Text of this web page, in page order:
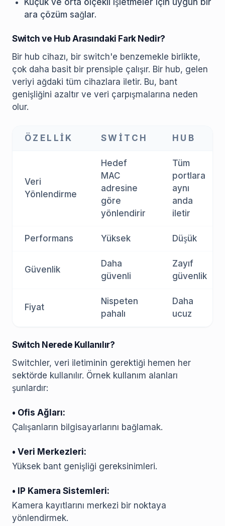
Küçük ve orta ölçekli işletmeler için uygun bir
ara çözüm sağlar.
Switch ve Hub Arasındaki Fark Nedir?
Bir hub cihazı, bir switch'e benzemekle birlikte,
çok daha basit bir prensiple çalışır. Bir hub, gelen
veriyi ağdaki tüm cihazlara iletir. Bu, bant
genişliğini azaltır ve veri çarpışmalarına neden
olur.
ÖZELLIK SWITCH HUB
Veri
Yönlendirme
Hedef
MAC
adresine
göre
yönlendirir
Tüm
portlara
aynı
anda
iletir
Performans Yüksek Düşük
Güvenlik
Daha
güvenli
Zayıf
güvenlik
Fiyat
Nispeten
pahalı
Daha
ucuz
Switch Nerede Kullanılır?
Switchler, veri iletiminin gerektiği hemen her
sektörde kullanılır. Örnek kullanım alanları
şunlardır:
• Ofis Ağları:
Çalışanların bilgisayarlarını bağlamak.
• Veri Merkezleri:
Yüksek bant genişliği gereksinimleri.
• IP Kamera Sistemleri:
Kamera kayıtlarını merkezi bir noktaya
yönlendirmek.